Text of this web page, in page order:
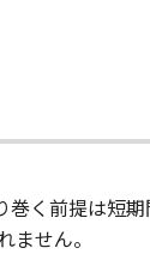
く前提は短
せん。